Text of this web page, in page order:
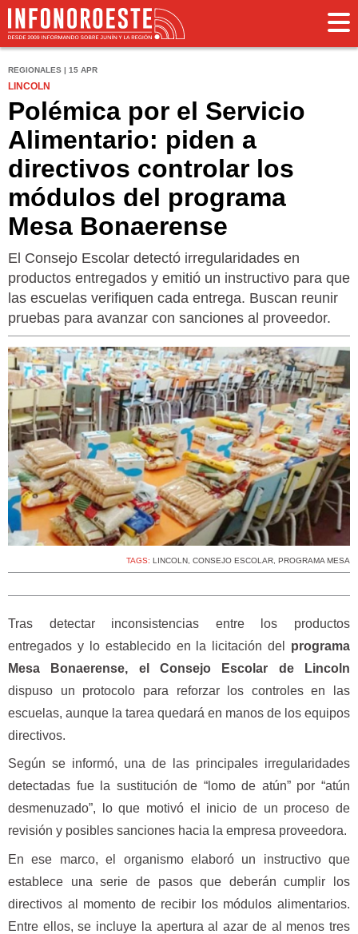
REGIONALES | 15 APR
LINCOLN
Polémica por el Servicio
Alimentario: piden a
directivos controlar los
módulos del programa
Mesa Bonaerense
El Consejo Escolar detectó irregularidades en
productos entregados y emitió un instructivo para que
las escuelas verifiquen cada entrega. Buscan reunir
pruebas para avanzar con sanciones al proveedor.
TAGS: LINCOLN, CONSEJO ESCOLAR, PROGRAMA MESA
Tras detectar inconsistencias entre los productos
entregados y lo establecido en la licitación del programa
Mesa Bonaerense, el Consejo Escolar de Lincoln
dispuso un protocolo para reforzar los controles en las
escuelas, aunque la tarea quedará en manos de los equipos
directivos.
Según se informó, una de las principales irregularidades
detectadas fue la sustitución de “lomo de atún” por “atún
desmenuzado”, lo que motivó el inicio de un proceso de
revisión y posibles sanciones hacia la empresa proveedora.
En ese marco, el organismo elaboró un instructivo que
establece una serie de pasos que deberán cumplir los
directivos al momento de recibir los módulos alimentarios.
Entre ellos, se incluye la apertura al azar de al menos tres